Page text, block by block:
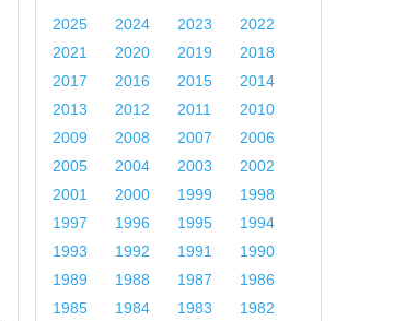
2025 2024 2023
2022
2021
2020 2019
2018
2017
2016 2015
2014
2013
2012 2011
2010
2009
2008 2007
2006
2005
2004 2003
2002
2001
2000 1999
1998
1997
1996 1995
1994
1993
1992 1991
1990
1989
1988 1987
1986
1985
1984 1983
1982